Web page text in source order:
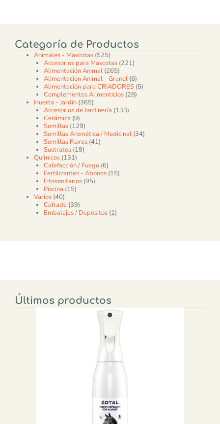
Categoría de Productos
Animales - Mascotas 525525 productos
Accesorios para Mascotas 221221 productos
Alimentación Animal 265265 productos
Alimentacion Animal - Granel 66 productos
Alimentación para CRIADORES 55 productos
Complementos Alimenticios 2828 productos
Huerta - Jardín 365365 productos
Accesorios de Jardinería 133133 productos
Cerámica 99 productos
Semillas 129129 productos
Semillas Aromática / Medicinal 3434 productos
Semillas Flores 4141 productos
Sustratos 1919 productos
Químicos 131131 productos
Calefacción / Fuego 66 productos
Fertilizantes - Abonos 1515 productos
Fitosanitarios 9595 productos
Piscina 1515 productos
Varios 4040 productos
Cofrade 3939 productos
Embalajes / Depósitos 11 producto
Últimos productos